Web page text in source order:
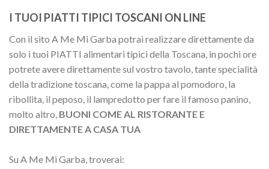
I TUOI PIATTI TIPICI TOSCANI ON LINE
Con il sito A Me Mi Garba potrai realizzare direttamente da
solo i tuoi PIATTI alimentari tipici della Toscana, in pochi ore
potrete avere direttamente sul vostro tavolo, tante specialità
della tradizione toscana, come la pappa al pomodoro, la
ribollita, il peposo, il lampredotto per fare il famoso panino,
molto altro, BUONI COME AL RISTORANTE E
DIRETTAMENTE A CASA TUA
Su A Me Mi Garba, troverai: